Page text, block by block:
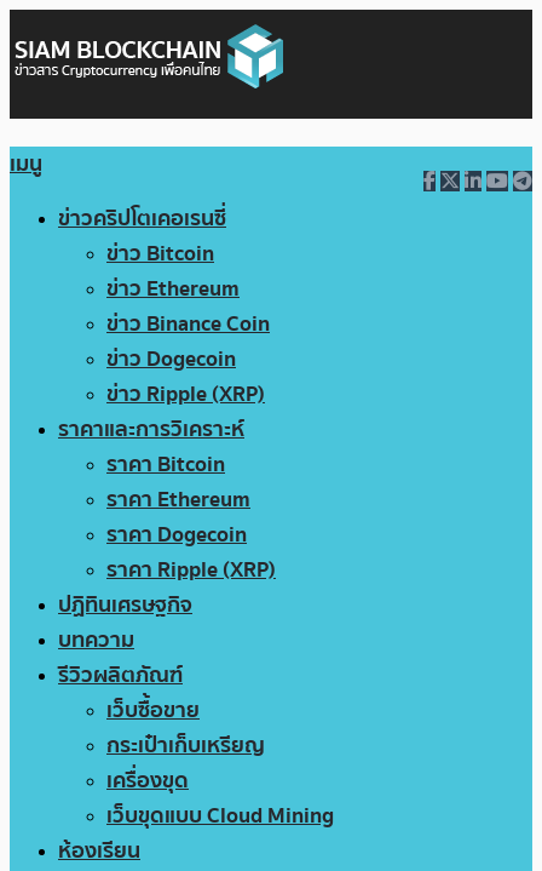
เมนู
ข่าวคริปโตเคอเรนซี่
ข่าว Bitcoin
ข่าว Ethereum
ข่าว Binance Coin
ข่าว Dogecoin
ข่าว Ripple (XRP)
ราคาและการวิเคราะห์
ราคา Bitcoin
ราคา Ethereum
ราคา Dogecoin
ราคา Ripple (XRP)
ปฏิทินเศรษฐกิจ
บทความ
รีวิวผลิตภัณฑ์
เว็บซื้อขาย
กระเป๋าเก็บเหรียญ
เครื่องขุด
เว็บขุดแบบ Cloud Mining
ห้องเรียน